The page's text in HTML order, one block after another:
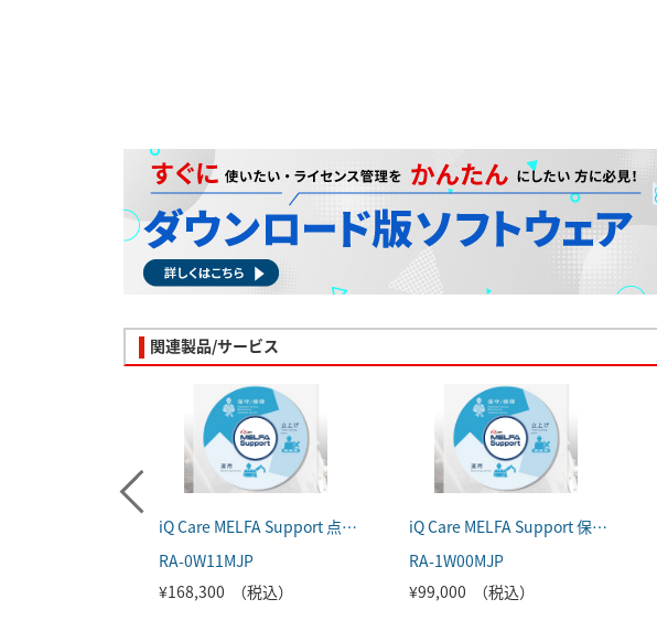
関連製品/サービス
iQ Care MELFA Support 点検サービスプラン（軽点検）
RA-0W11MJP
¥168,300 （税込）
iQ Care MELFA Support 保証延長プラン（1年延長）
RA-1W00MJP
¥99,000 （税込）